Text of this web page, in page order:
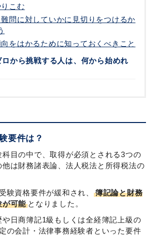
りこむ
難問に対していかに見切りをつけるか
向をはかるために知っておくべきこと
から挑戦する人は、何から始めれ
要件は？
目の中で、取得が必須とされる3つの
は財務諸表論、法人税法と所得税法の
験資格要件が緩和され、
簿記論と財務
が可能 となりました。
や日商簿記1級もしくは全経簿記上級の
の会計・法律事務経験者といった要件